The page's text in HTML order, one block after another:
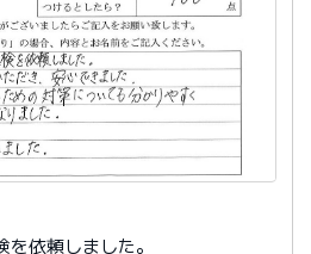
依頼しました。